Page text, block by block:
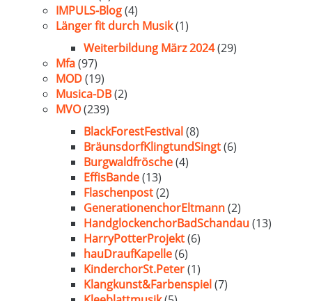
IMPULS-Blog(4)
Länger fit durch Musik(1)
Weiterbildung März 2024(29)
Mfa(97)
MOD(19)
Musica-DB(2)
MVO(239)
BlackForestFestival(8)
BräunsdorfKlingtundSingt(6)
Burgwaldfrösche(4)
EffisBande(13)
Flaschenpost(2)
GenerationenchorEltmann(2)
HandglockenchorBadSchandau(13)
HarryPotterProjekt(6)
hauDraufKapelle(6)
KinderchorSt.Peter(1)
Klangkunst&Farbenspiel(7)